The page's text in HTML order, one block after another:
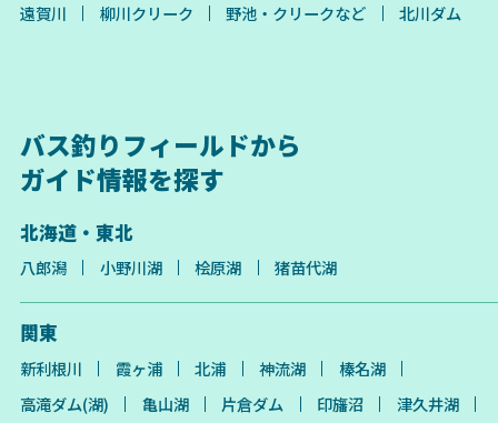
遠賀川 柳川クリーク 野池・クリークなど 北川ダム
バス釣りフィールドから
ガイド情報を探す
北海道・東北
八郎潟 小野川湖 桧原湖 猪苗代湖
関東
新利根川 霞ヶ浦 北浦 神流湖
榛名湖
高滝ダム(湖)
亀山湖 片倉ダム 印旛沼
津久井湖